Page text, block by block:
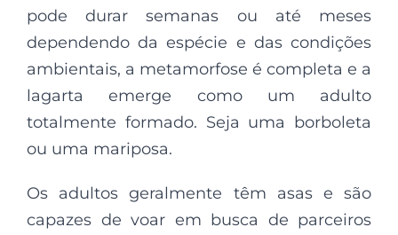
pode durar semanas ou até meses
dependendo da espécie e das condições
ambientais, a metamorfose é completa e a
lagarta emerge como um adulto
totalmente formado. Seja uma borboleta
ou uma mariposa.
Os adultos geralmente têm asas e são
capazes de voar em busca de parceiros